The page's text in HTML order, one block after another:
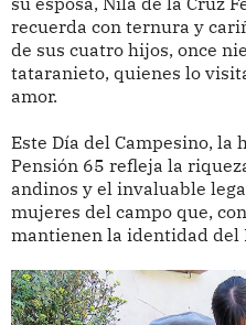
recuerda con ternura y
de sus cuatro hijos, once
tataranieto, quienes lo
amor.
Este Día del Campesino, la
Pensión 65 refleja la
andinos y el invaluable
mujeres del campo que,
mantienen la identidad del